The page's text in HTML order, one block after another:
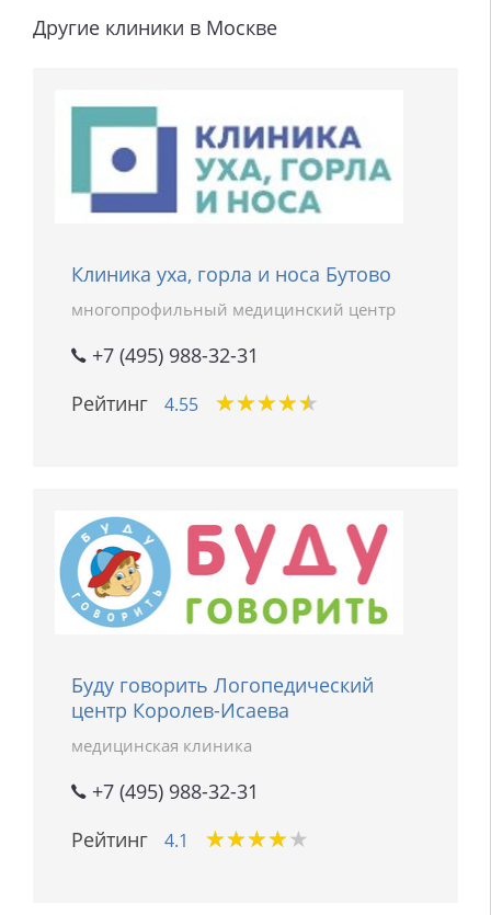
Другие клиники в Москве
Клиника уха, горла и носа Бутово
многопрофильный медицинский центр
+7 (495) 988-32-31
Рейтинг
4.55 ★★★★★
★★★★★
Буду говорить Логопедический
центр Королев-Исаева
медицинская клиника
+7 (495) 988-32-31
Рейтинг
4.1 ★★★★★
★★★★★